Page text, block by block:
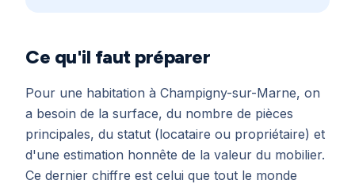
Ce qu'il faut préparer
Pour une habitation à Champigny-sur-Marne, on
a besoin de la surface, du nombre de pièces
principales, du statut (locataire ou propriétaire) et
d'une estimation honnête de la valeur du mobilier.
Ce dernier chiffre est celui que tout le monde